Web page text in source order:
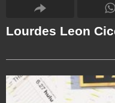
Lourdes Leon